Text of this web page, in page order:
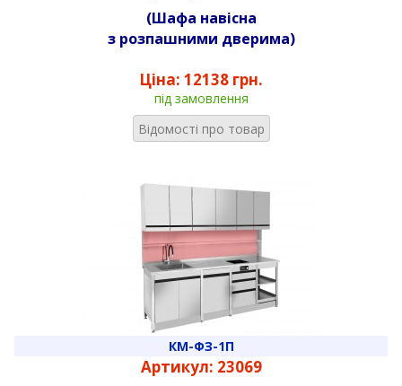
(Шафа навісна
з розпашними дверима)
Ціна: 12138 грн.
під замовлення
Відомості про товар
КМ-ФЗ-1П
Артикул: 23069